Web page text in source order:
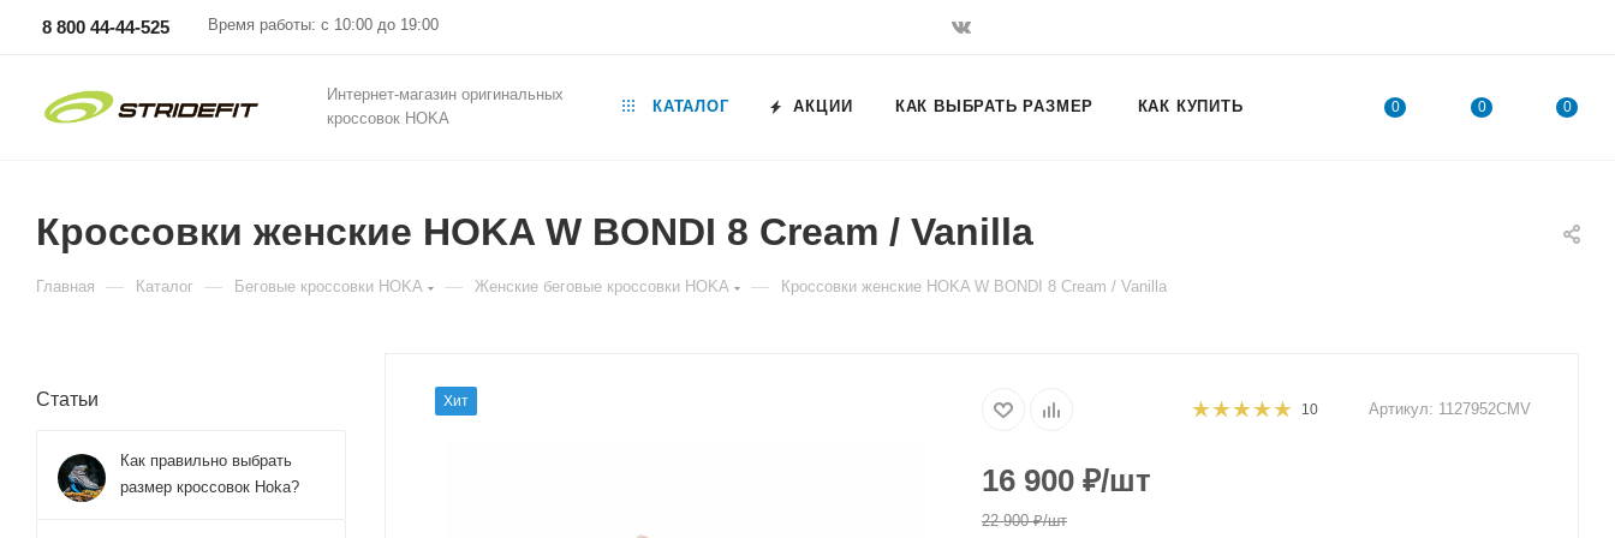
8 800 44-44-525 Время работы: с 10:00 до 19:00
0 0 0
Интернет-магазин оригинальных
кроссовок HOKA
КАТАЛОГ АКЦИИ КАК ВЫБРАТЬ РАЗМЕР КАК КУПИТЬ
Кроссовки женские HOKA W BONDI 8 Cream / Vanilla
Главная — Каталог — Беговые кроссовки HOKA — Женские беговые кроссовки HOKA — Кроссовки женские HOKA W BONDI 8 Cream / Vanilla
Хит 10 Артикул: 1127952CMV
16 900 ₽/шт
22 900₽/шт
Статьи
Как правильно выбрать
размер кроссовок Hoka?